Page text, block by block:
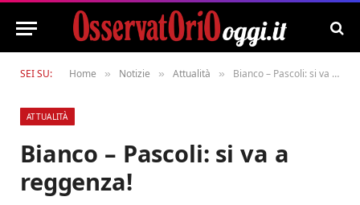
SEI SU: Home » Notizie » Attualità » Bianco – Pascoli: si va a reggenza!
ATTUALITÀ
Bianco – Pascoli: si va a
reggenza!